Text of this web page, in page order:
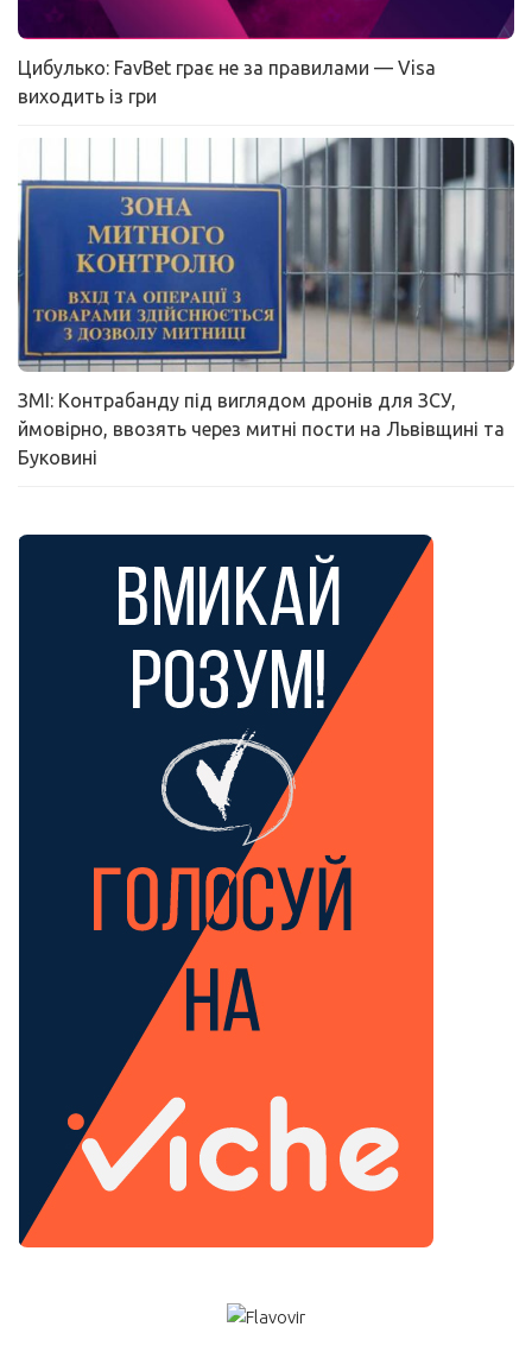
Цибулько: FavBet грає не за правилами — Visa
виходить із гри
ЗМІ: Контрабанду під виглядом дронів для ЗСУ,
ймовірно, ввозять через митні пости на Львівщині та
Буковині